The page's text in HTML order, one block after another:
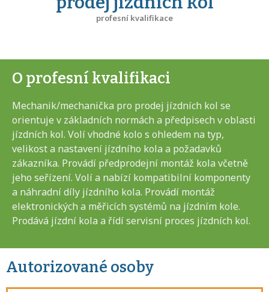
profesní kvalifikace
O profesní kvalifikaci
Mechanik/mechanička pro prodej jízdních kol se
orientuje v základních normách a předpisech v oblasti
jízdních kol. Volí vhodné kolo s ohledem na typ,
velikost a nastavení jízdního kola a požadavků
zákazníka. Provádí předprodejní montáž kola včetně
jeho seřízení. Volí a nabízí kompatibilní komponenty
a náhradní díly jízdního kola. Provádí montáž
elektronických a měřicích systémů na jízdním kole.
Prodává jízdní kola a řídí servisní proces jízdních kol.
Autorizované osoby